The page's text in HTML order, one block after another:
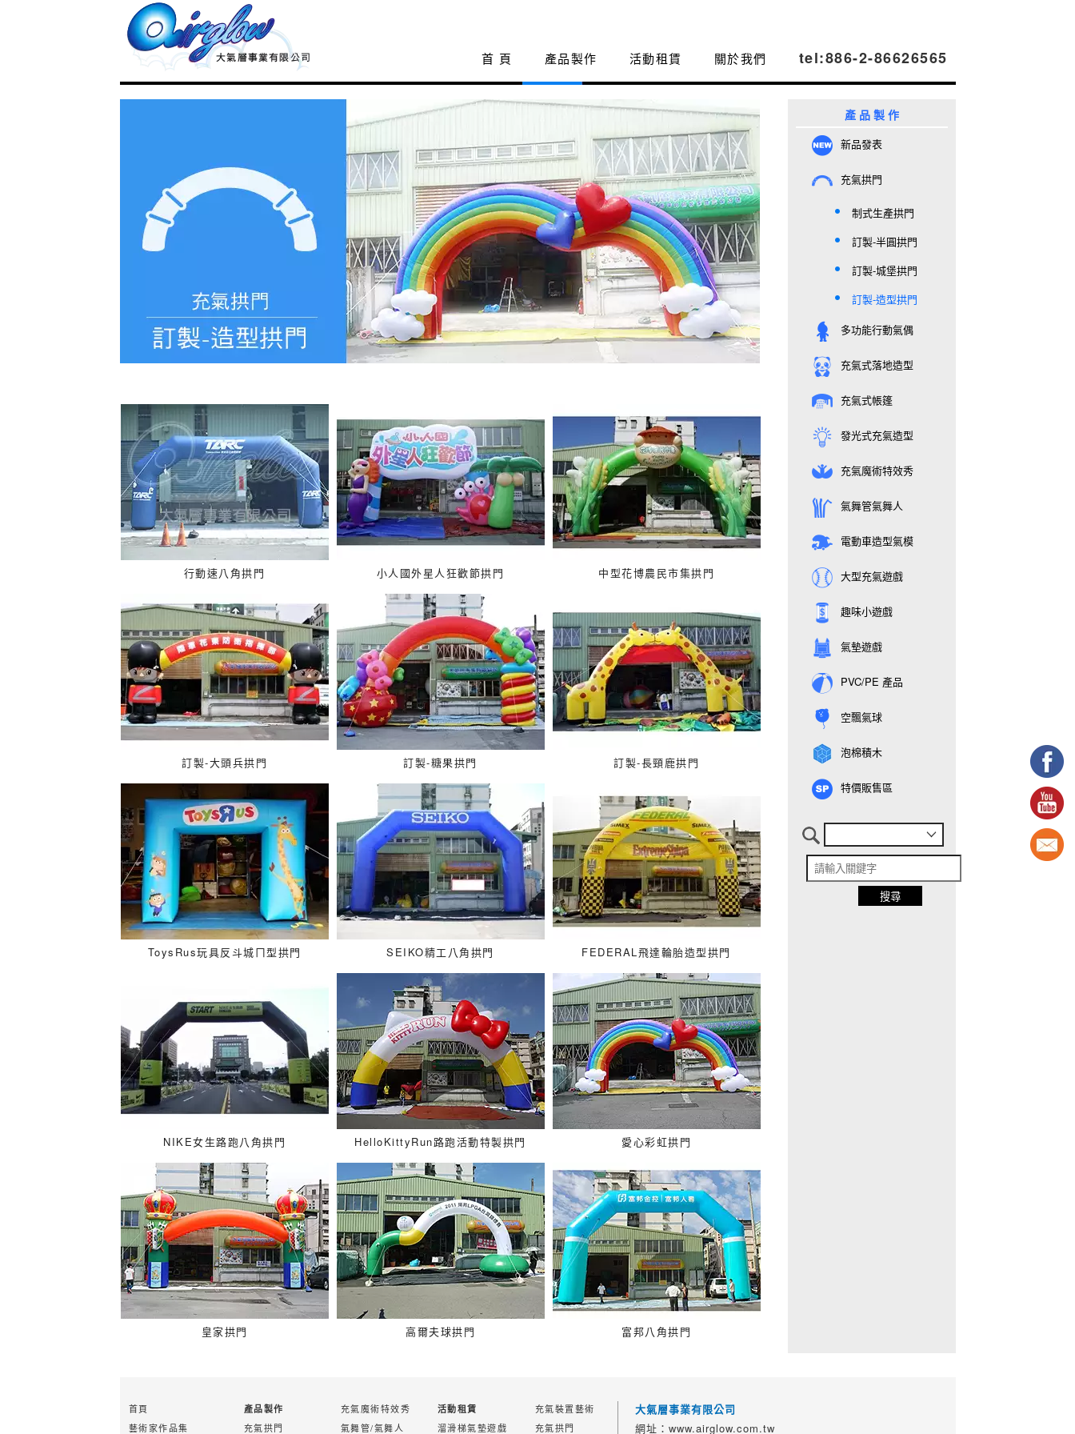
首 頁 產品製作 活動租賃 關於我們 tel:886-2-86626565
行動速八角拱門 小人國外星人狂歡節拱門 中型花博農民市集拱門
訂製-大頭兵拱門 訂製-糖果拱門 訂製-長頸鹿拱門
ToysRus玩具反斗城ㄇ型拱門 SEIKO精工八角拱門 FEDERAL飛達輪胎造型拱門
NIKE女生路跑八角拱門 HelloKittyRun路跑活動特製拱門 愛心彩虹拱門
皇家拱門 高爾夫球拱門 富邦八角拱門
產 品 製 作
新品發表
充氣拱門
制式生產拱門
訂製-半圓拱門
訂製-城堡拱門
訂製-造型拱門
多功能行動氣偶
充氣式落地造型
充氣式帳篷
發光式充氣造型
充氣魔術特效秀
氣舞管氣舞人
電動車造型氣模
大型充氣遊戲
趣味小遊戲
氣墊遊戲
PVC/PE 產品
空飄氣球
泡棉積木
特價販售區
首頁
藝術家作品集
產品製作
充氣拱門
充氣魔術特效秀
氣舞管/氣舞人
活動租賃
溜滑梯氣墊遊戲
充氣裝置藝術
充氣拱門
大氣層事業有限公司
網址：www.airglow.com.tw